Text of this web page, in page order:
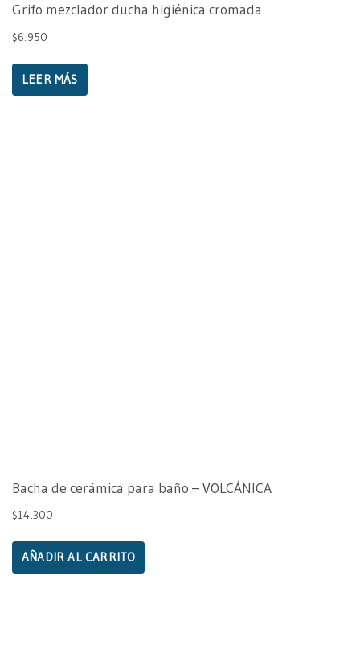
Grifo mezclador ducha higiénica cromada
$6.950
LEER MÁS
Bacha de cerámica para baño – VOLCÁNICA
$14.300
AÑADIR AL CARRITO